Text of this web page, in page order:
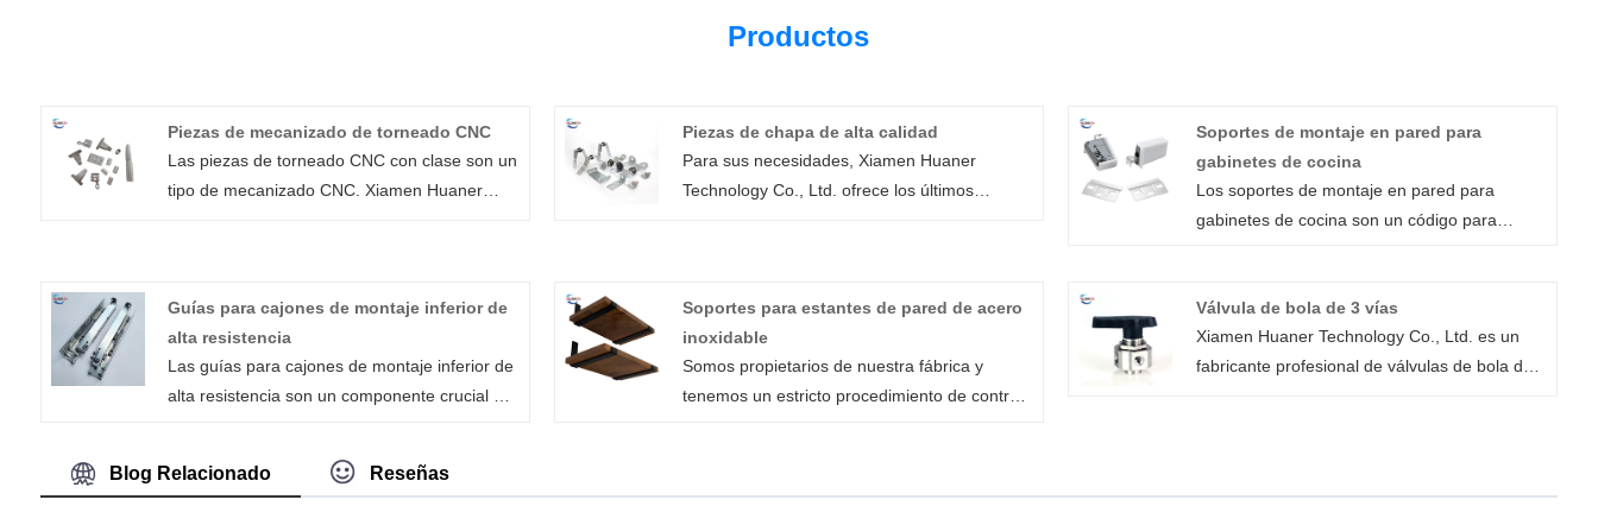
Productos
Piezas de mecanizado de torneado CNC
Las piezas de torneado CNC con clase son un
tipo de mecanizado CNC. Xiamen Huaner
torneado CNC redondas, cilíndricas y cónicas.
Aunque no es tan versátil como el fresado
CNC, es uno de los servicios de mecanizado
CNC y de creación rápida de prototipos más
Piezas de chapa de alta calidad
Para sus necesidades, Xiamen Huaner
Technology Co., Ltd. ofrece los últimos
reducción de costos, nuestros servicios de
procesamiento de chapa metálica de fácil
mantenimiento cubren todo, desde prototipos
de baja capacidad hasta operaciones de
Soportes de montaje en pared para
gabinetes de cocina
Los soportes de montaje en pared para
gabinetes de cocina son un código para
compañía, la selección de materias primas de
alta calidad y la tecnología exquisita para
producir, con un diseño humanizado que hace
Guías para cajones de montaje inferior de
alta resistencia
Las guías para cajones de montaje inferior de
alta resistencia son un componente crucial en
especialmente en los sectores de automoción,
construcción naval, maquinaria y electrónica.
Soportes para estantes de pared de acero
inoxidable
Somos propietarios de nuestra fábrica y
tenemos un estricto procedimiento de control
Válvula de bola de 3 vías
Xiamen Huaner Technology Co., Ltd. es un
fabricante profesional de válvulas de bola de 3
Blog Relacionado Reseñas